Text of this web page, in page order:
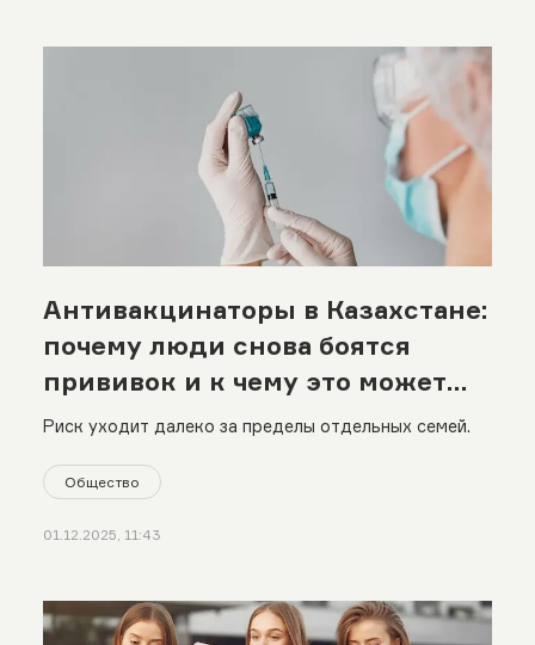
Антивакцинаторы в Казахстане:
почему люди снова боятся
прививок и к чему это может
привести
Риск уходит далеко за пределы отдельных семей.
Общество
01.12.2025, 11:43